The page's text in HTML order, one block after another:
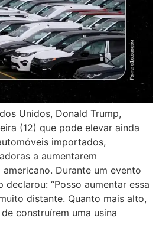
Unidos, Donald Trump,
(12) que pode elevar ainda
importados,
a aumentarem
Durante um evento
declarou: “Posso aumentar essa
distante. Quanto mais alto,
construírem uma usina